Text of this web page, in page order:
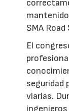
SMA
El
seguridad
viarias.
ingenieros